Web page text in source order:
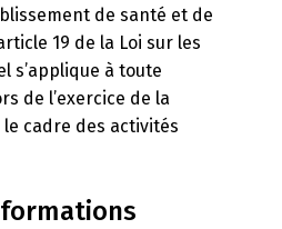
de santé et de
19 de la Loi sur les
s’applique à toute
de l’exercice de la
cadre des activités